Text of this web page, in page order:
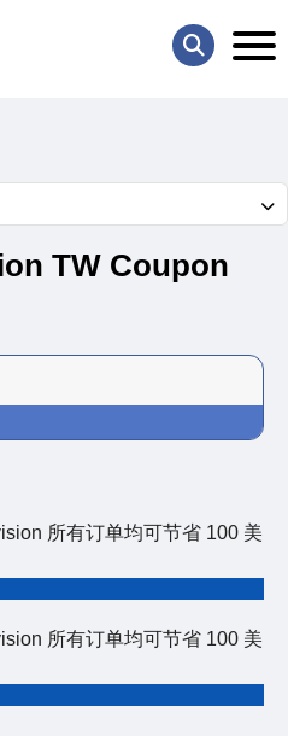
TW Coupon
所有订单均可节省 100 美
所有订单均可节省 100 美